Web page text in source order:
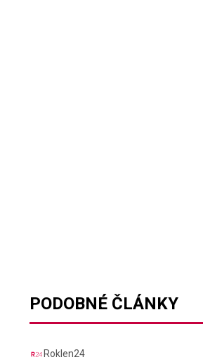
PODOBNÉ ČLÁNKY
Roklen24